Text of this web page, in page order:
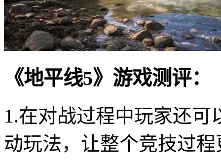
《地平线5》游戏测评：
1.在对战过程中玩家还
动玩法，让整个竞技过